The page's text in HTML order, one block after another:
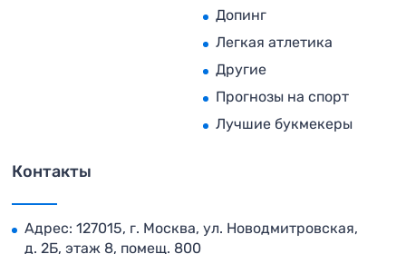
Допинг
Легкая атлетика
Другие
Прогнозы на спорт
Лучшие букмекеры
Контакты
Адрес: 127015, г. Москва, ул. Новодмитровская,
д. 2Б, этаж 8, помещ. 800